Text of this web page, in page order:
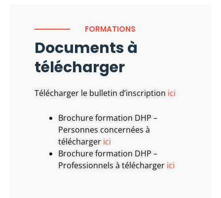
FORMATIONS
Documents à
télécharger
Télécharger le bulletin d’inscription ici
Brochure formation DHP –
Personnes concernées à
télécharger ici
Brochure formation DHP –
Professionnels à télécharger ici